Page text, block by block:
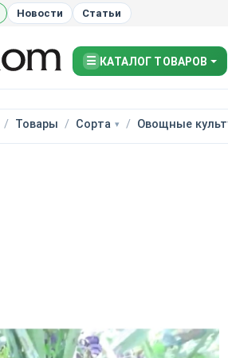
Новости Статьи
☰ КАТАЛОГ ТОВАРОВ
Товары Сорта Овощные